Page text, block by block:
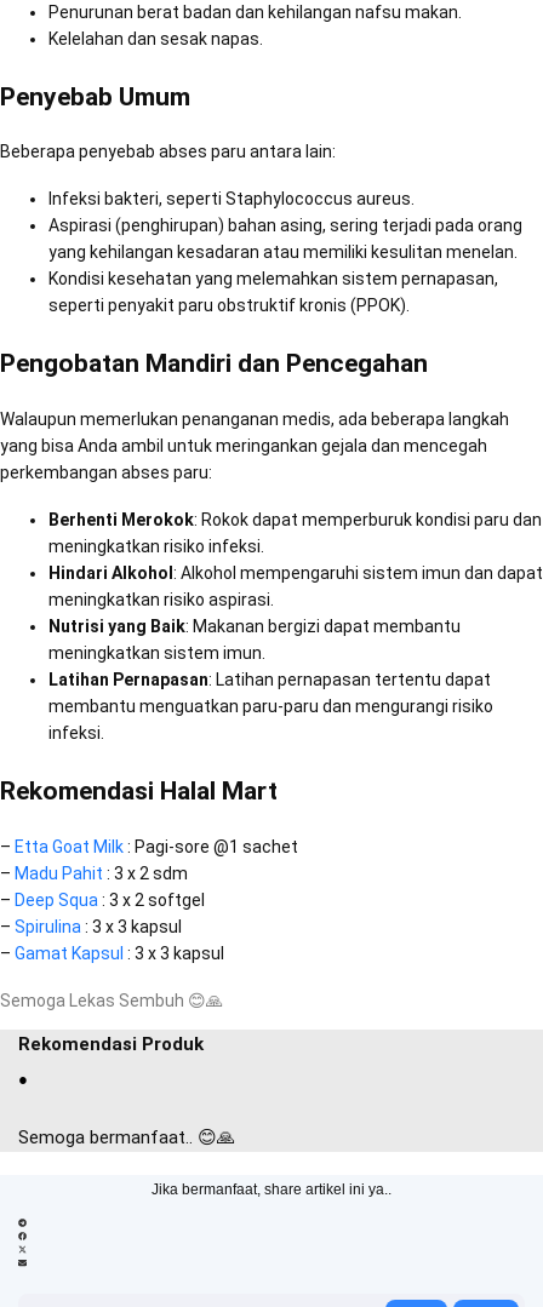
Penurunan berat badan dan kehilangan nafsu makan.
Kelelahan dan sesak napas.
Penyebab Umum
Beberapa penyebab abses paru antara lain:
Infeksi bakteri, seperti Staphylococcus aureus.
Aspirasi (penghirupan) bahan asing, sering terjadi pada orang
yang kehilangan kesadaran atau memiliki kesulitan menelan.
Kondisi kesehatan yang melemahkan sistem pernapasan,
seperti penyakit paru obstruktif kronis (PPOK).
Pengobatan Mandiri dan Pencegahan
Walaupun memerlukan penanganan medis, ada beberapa langkah
yang bisa Anda ambil untuk meringankan gejala dan mencegah
perkembangan abses paru:
Berhenti Merokok: Rokok dapat memperburuk kondisi paru dan
meningkatkan risiko infeksi.
Hindari Alkohol : Alkohol mempengaruhi sistem imun dan dapat
meningkatkan risiko aspirasi.
Nutrisi yang Baik: Makanan bergizi dapat membantu
meningkatkan sistem imun.
Latihan Pernapasan: Latihan pernapasan tertentu dapat
membantu menguatkan paru-paru dan mengurangi risiko
infeksi.
Rekomendasi Halal Mart
– Etta Goat Milk: Pagi-sore @1 sachet
– Madu Pahit : 3 x 2 sdm
– Deep Squa : 3 x 2 softgel
– Spirulina : 3 x 3 kapsul
– Gamat Kapsul : 3 x 3 kapsul
Semoga Lekas Sembuh 😊🙏
Rekomendasi Produk
●
Semoga bermanfaat.. 😊🙏
Jika bermanfaat, share artikel ini ya..